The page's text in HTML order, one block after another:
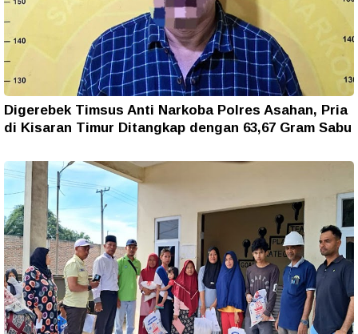
Digerebek Timsus Anti Narkoba Polres Asahan, Pria
di Kisaran Timur Ditangkap dengan 63,67 Gram Sabu